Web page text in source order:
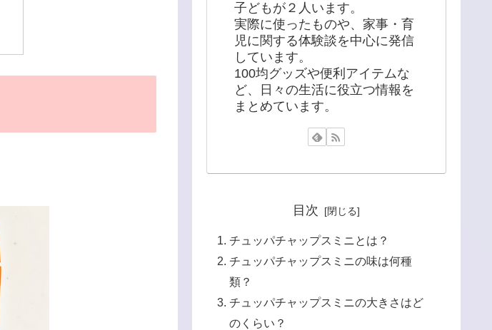
子どもが２人います。
実際に使ったものや、家事・育
児に関する体験談を中心に発信
しています。
100均グッズや便利アイテムな
ど、日々の生活に役立つ情報を
まとめています。
目次
チュッパチャップスミニとは？
チュッパチャップスミニの味は何種
類？
チュッパチャップスミニの大きさはど
のくらい？